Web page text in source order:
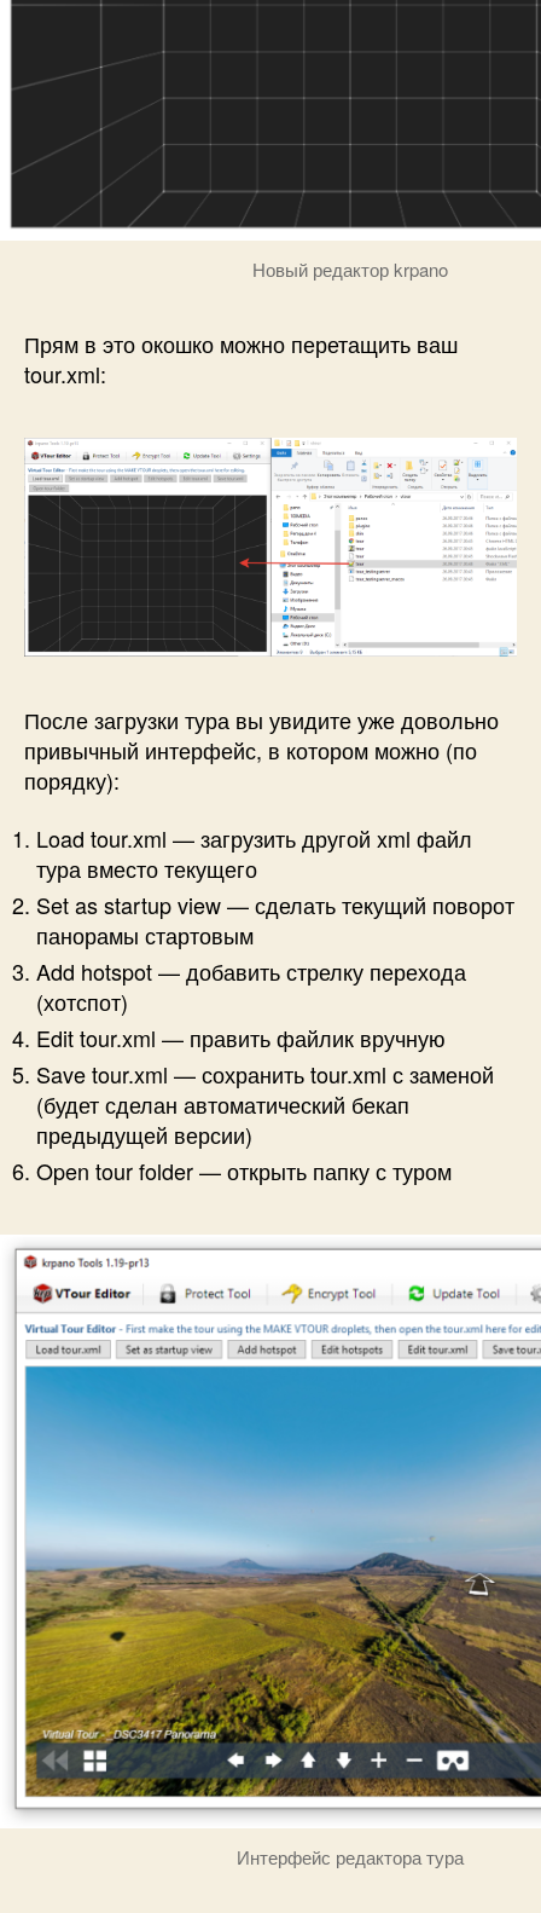
Новый редактор krpano
Прям в это окошко можно перетащить ваш
tour.xml:
После загрузки тура вы увидите уже довольно
привычный интерфейс, в котором можно (по
порядку):
Load tour.xml — загрузить другой xml файл
тура вместо текущего
Set as startup view — сделать текущий поворот
панорамы стартовым
Add hotspot — добавить стрелку перехода
(хотспот)
Edit tour.xml — править файлик вручную
Save tour.xml — сохранить tour.xml с заменой
(будет сделан автоматический бекап
предыдущей версии)
Open tour folder — открыть папку с туром
Интерфейс редактора тура